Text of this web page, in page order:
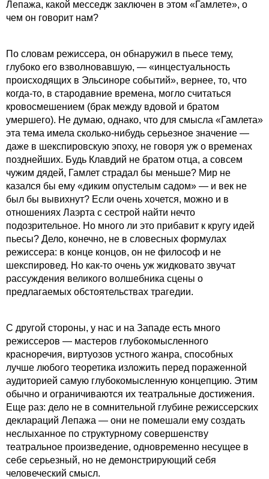
Лепажа, какой месседж заключен в этом «Гамлете», о
чем он говорит нам?
По словам режиссера, он обнаружил в пьесе тему,
глубоко его взволновавшую, — «инцестуальность
происходящих в Эльсиноре событий», вернее, то, что
когда-то, в стародавние времена, могло считаться
кровосмешением (брак между вдовой и братом
умершего). Не думаю, однако, что для смысла «Гамлета»
эта тема имела сколько-нибудь серьезное значение —
даже в шекспировскую эпоху, не говоря уж о временах
позднейших. Будь Клавдий не братом отца, а совсем
чужим дядей, Гамлет страдал бы меньше? Мир не
казался бы ему «диким опустелым садом» — и век не
был бы вывихнут? Если очень хочется, можно и в
отношениях Лаэрта с сестрой найти нечто
подозрительное. Но много ли это прибавит к кругу идей
пьесы? Дело, конечно, не в словесных формулах
режиссера: в конце концов, он не философ и не
шекспировед. Но как-то очень уж жидковато звучат
рассуждения великого волшебника сцены о
предлагаемых обстоятельствах трагедии.
С другой стороны, у нас и на Западе есть много
режиссеров — мастеров глубокомысленного
красноречия, виртуозов устного жанра, способных
лучше любого теоретика изложить перед пораженной
аудиторией самую глубокомысленную концепцию. Этим
обычно и ограничиваются их театральные достижения.
Еще раз: дело не в сомнительной глубине режиссерских
деклараций Лепажа — они не помешали ему создать
неслыханное по структурному совершенству
театральное произведение, одновременно несущее в
себе серьезный, но не демонстрирующий себя
человеческий смысл.